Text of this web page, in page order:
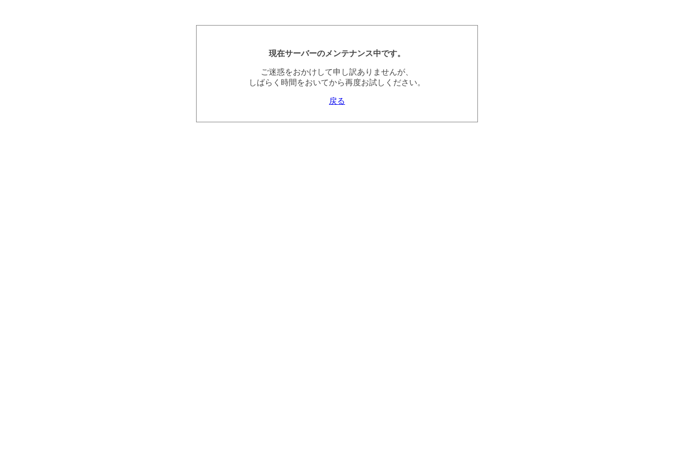
現在サーバーのメンテナンス中です。
ご迷惑をおかけして申し訳ありませんが、
しばらく時間をおいてから再度お試しください。
戻る